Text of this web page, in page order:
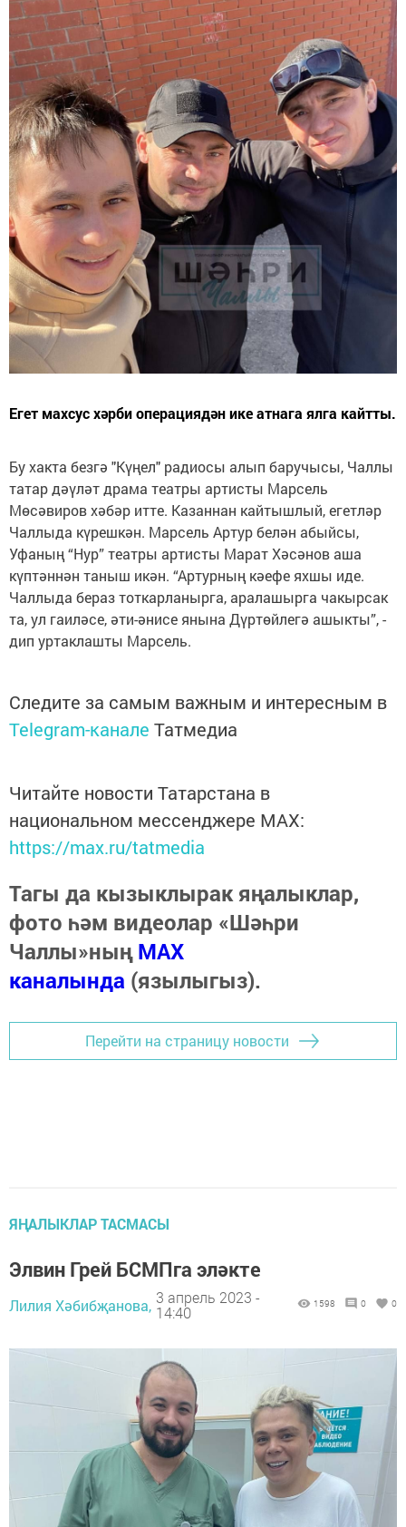
Егет махсус хәрби операциядән ике атнага ялга кайтты.
Бу хакта безгә "Күңел" радиосы алып баручысы, Чаллы
татар дәүләт драма театры артисты Марсель
Мөсәвиров хәбәр итте. Казаннан кайтышлый, егетләр
Чаллыда күрешкән. Марсель Артур белән абыйсы,
Уфаның “Нур” театры артисты Марат Хәсәнов аша
күптәннән таныш икән. “Артурның кәефе яхшы иде.
Чаллыда бераз тоткарланырга, аралашырга чакырсак
та, ул гаиләсе, әти-әнисе янына Дүртөйлегә ашыкты”, -
дип уртаклашты Марсель.
Следите за самым важным и интересным в
Telegram-канале Татмедиа
Читайте новости Татарстана в
национальном мессенджере MАХ:
https://max.ru/tatmedia
Тагы да кызыклырак яңалыклар,
фото һәм видеолар «Шәһри
Чаллы»ныңMAX
каналында (язылыгыз).
Перейти на страницу новости
ЯҢАЛЫКЛАР ТАСМАСЫ
Элвин Грей БСМПга эләкте
Лилия Хәбибҗанова, 3 апрель 2023 -
14:40
1598 0 0